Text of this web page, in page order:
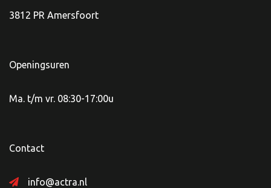
3812 PR Amersfoort
Openingsuren
Ma. t/m vr. 08:30-17:00u
Contact
info@actra.nl